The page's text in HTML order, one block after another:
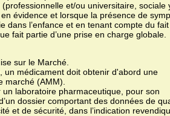
et/ou universitaire, sociale
évidence et lorsque la présence de
dans l’enfance et en tenant compte du
fait partie d’une prise en charge globale.
sur le Marché.
un médicament doit obtenir d'abord une
marché (AMM).
un laboratoire pharmaceutique, pour son
dossier comportant des données de
et de sécurité, dans l’indication